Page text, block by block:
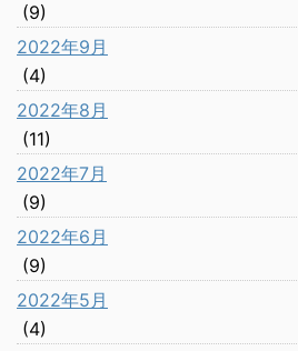
(9)
2022年9月
(4)
2022年8月
(11)
2022年7月
(9)
2022年6月
(9)
2022年5月
(4)